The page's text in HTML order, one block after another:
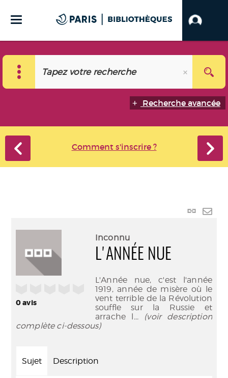
Recherche avancée
Comment s'inscrire ?
Lien
0avis
Inconnu
L'ANNÉE NUE
L'Année nue, c'est l'année
1919, année de misère où le
vent terrible de la Révolution
souffle sur la Russie et
arrache l... (voir description
complète ci-dessous)
Sujet Description